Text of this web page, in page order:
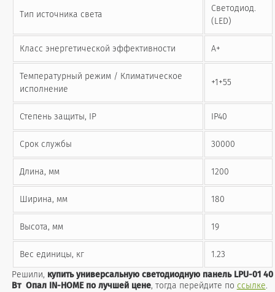
Тип источника света
Светодиод.
(LED)
Класс энергетической эффективности A+
Температурный режим / Климатическое
исполнение
+1+55
Степень защиты, IP IP40
Срок службы 30000
Длина, мм 1200
Ширина, мм 180
Высота, мм 19
Вес единицы, кг
1.23
Решили, купить универсальную светодиодную панель LPU-01 40
Вт Опал IN-HOME по лучшей цене, тогда перейдите по ссылке.